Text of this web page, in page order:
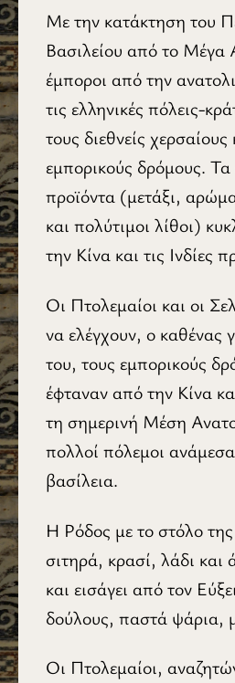
Με την κατάκτηση του
Βασιλείου από το Μέγα
έμποροι από την
τις ελληνικές πόλεις-
τους διεθνείς
εμπορικούς δρόμους.
προϊόντα (μετάξι,
και πολύτιμοι λίθοι)
την Κίνα και τις Ινδίες
Οι Πτολεμαίοι και οι
να ελέγχουν, ο καθένας
του, τους εμπορικούς
έφταναν από την Κίνα
τη σημερινή Μέση
πολλοί πόλεμοι
βασίλεια.
Η Ρόδος με το στόλο της
σιτηρά, κρασί, λάδι και
και εισάγει από τον
δούλους, παστά ψάρια,
Οι Πτολεμαίοι,